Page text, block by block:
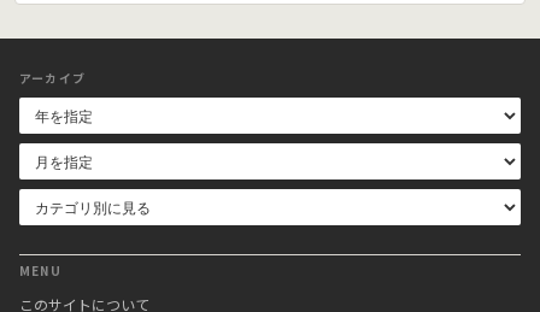
アーカイブ
MENU
このサイトについて